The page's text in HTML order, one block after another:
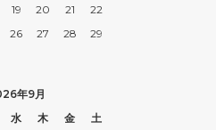
19 20 21
22
26 27 28
29
年9月
水 木 金
土